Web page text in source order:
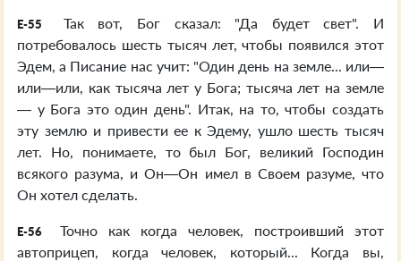
E-55
Так вот, Бог сказал: "Да будет свет". И
потребовалось шесть тысяч лет, чтобы появился этот
Эдем, а Писание нас учит: "Один день на земле... или—
или—или, как тысяча лет у Бога; тысяча лет на земле
— у Бога это один день". Итак, на то, чтобы создать
эту землю и привести ее к Эдему, ушло шесть тысяч
лет. Но, понимаете, то был Бог, великий Господин
всякого разума, и Он—Он имел в Своем разуме, что
Он хотел сделать.
E-56
Точно как когда человек, построивший этот
автоприцеп, когда человек, который... Когда вы,